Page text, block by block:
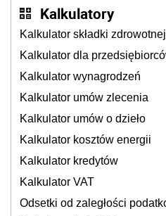
Kalkulatory
Kalkulator składki
Kalkulator dla
Kalkulator wynagrodzeń
Kalkulator umów zlecenia
Kalkulator umów o dzieło
Kalkulator kosztów energii
Kalkulator kredytów
Kalkulator VAT
Odsetki od zaległości